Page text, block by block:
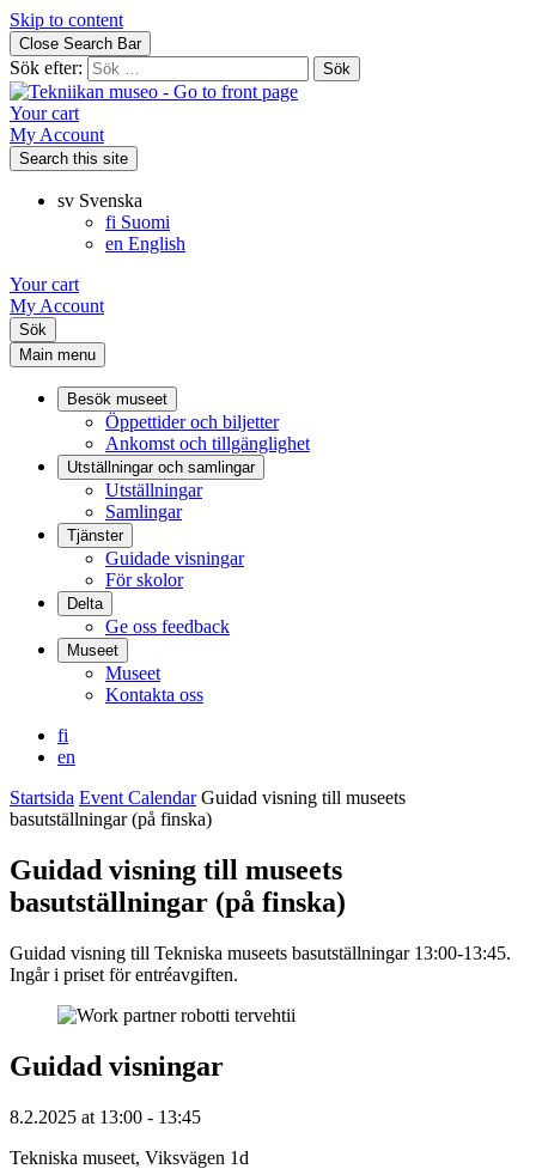
Skip to content
Close Search Bar
Sök efter:
Your cart
My Account
Search this site
sv Svenska
fi Suomi
en English
Your cart
My Account
Sök
Main menu
Besök museet
Öppettider och biljetter
Ankomst och tillgänglighet
Utställningar och samlingar
Utställningar
Samlingar
Tjänster
Guidade visningar
För skolor
Delta
Ge oss feedback
Museet
Museet
Kontakta oss
fi
en
Startsida Event Calendar Guidad visning till museets
basutställningar (på finska)
Guidad visning till museets
basutställningar (på finska)
Guidad visning till Tekniska museets basutställningar 13:00-13:45.
Ingår i priset för entréavgiften.
Guidad visningar
8.2.2025 at 13:00 - 13:45
Tekniska museet, Viksvägen 1d